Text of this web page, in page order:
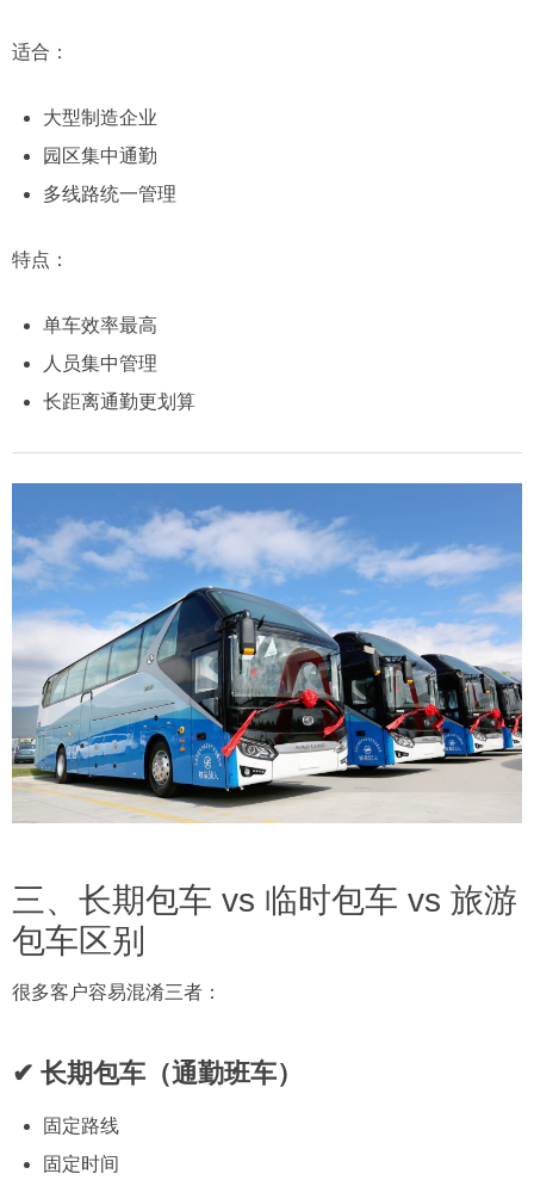
适合：
大型制造企业
园区集中通勤
多线路统一管理
特点：
单车效率最高
人员集中管理
长距离通勤更划算
三、长期包车 vs 临时包车 vs 旅游
包车区别
很多客户容易混淆三者：
✔ 长期包车（通勤班车）
固定路线
固定时间